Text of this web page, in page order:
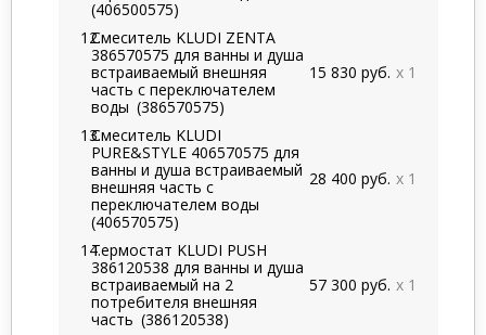
(406500575)
Смеситель KLUDI ZENTA
386570575 для ванны и душа
встраиваемый внешняя
часть с переключателем
воды (386570575)
15 830 руб. x 1
Смеситель KLUDI
PURE&STYLE 406570575 для
ванны и душа встраиваемый
внешняя часть с
переключателем воды
(406570575)
28 400 руб. x 1
Термостат KLUDI PUSH
386120538 для ванны и душа
встраиваемый на 2
потребителя внешняя
часть (386120538)
57 300 руб. x 1